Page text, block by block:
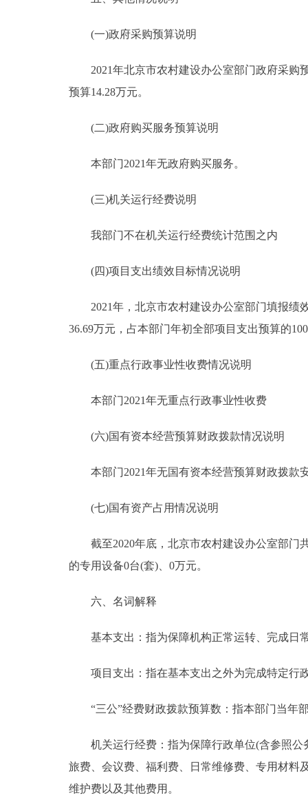
(一)政府采购预算说明
2021年北京市农村建设办公室部门政府采购预
预算14.28万元。
(二)政府购买服务预算说明
本部门2021年无政府购买服务。
(三)机关运行经费说明
我部门不在机关运行经费统计范围之内
(四)项目支出绩效目标情况说明
2021年，北京市农村建设办公室部门填报绩效
36.69万元，占本部门年初全部项目支出预算的
(五)重点行政事业性收费情况说明
本部门2021年无重点行政事业性收费
(六)国有资本经营预算财政拨款情况说明
本部门2021年无国有资本经营预算财政拨款
(七)国有资产占用情况说明
截至2020年底，北京市农村建设办公室部门共
的专用设备0台(套)、0万元。
六、名词解释
基本支出：指为保障机构正常运转、完成日
项目支出：指在基本支出之外为完成特定行
“三公”经费财政拨款预算数：指本部门当年部
机关运行经费：指为保障行政单位(含参照公
旅费、会议费、福利费、日常维修费、专用材料
维护费以及其他费用。